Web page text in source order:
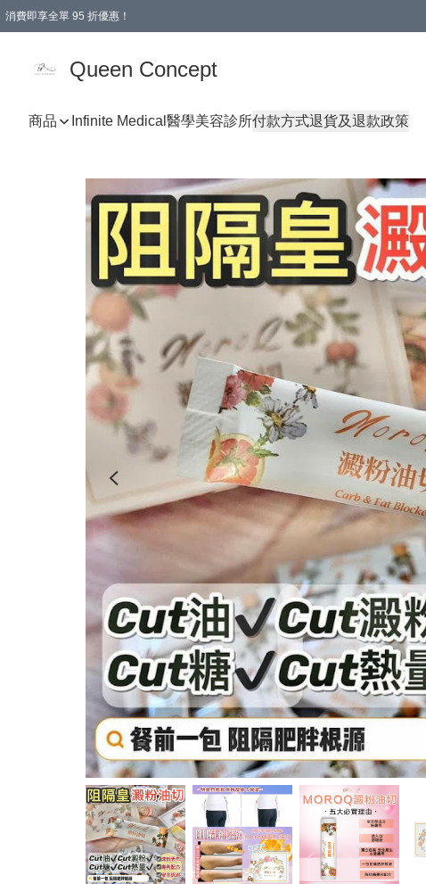
消費即享全單 95 折優惠！
Queen Concept
商品 Infinite Medical醫學美容診所付款方式退貨及退款政策